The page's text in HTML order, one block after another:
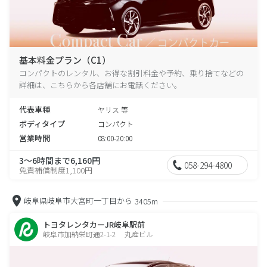
基本料金プラン（C1）
コンパクトのレンタル、お得な割引料金や予約、乗り捨てなどの
詳細は、こちらから各店舗にお電話ください。
代表車種 ヤリス 等
ボディタイプ コンパクト
営業時間 08:00-20:00
3～6時間まで6,160円
免責補償制度1,100円 058-294-4800
岐阜県岐阜市大宮町一丁目から 3405m
トヨタレンタカーJR岐阜駅前
岐阜市加納栄町通2-1-2 丸産ビル